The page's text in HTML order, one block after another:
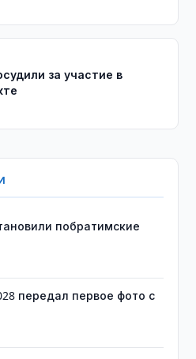
за участие в
побратимские
передал первое фото с